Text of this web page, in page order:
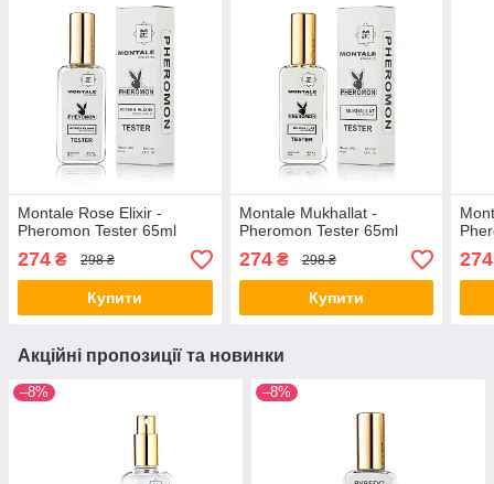
Montale Rose Elixir -
Pheromon Tester 65ml
274 ₴ 298 ₴
Купити
Montale Mukhallat -
Pheromon Tester 65ml
274₴ 298 ₴
Купити
274
Акційні пропозиції та новинки
–8% –8%